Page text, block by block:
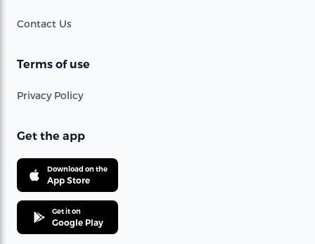
Contact Us
Terms of use
Privacy Policy
Get the app
Download on the
App Store
Get it on
Google Play